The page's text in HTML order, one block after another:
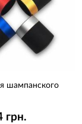
шампанского
грн.